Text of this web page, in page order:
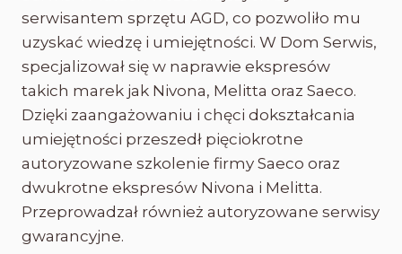
serwisantem sprzętu AGD, co pozwoliło mu
uzyskać wiedzę i umiejętności. W Dom Serwis,
specjalizował się w naprawie ekspresów
takich marek jak Nivona, Melitta oraz Saeco.
Dzięki zaangażowaniu i chęci dokształcania
umiejętności przeszedł pięciokrotne
autoryzowane szkolenie firmy Saeco oraz
dwukrotne ekspresów Nivona i Melitta.
Przeprowadzał również autoryzowane serwisy
gwarancyjne.